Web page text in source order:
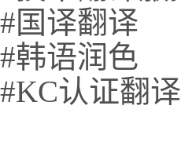
#国译翻译
#韩语润色
#KC认证翻译